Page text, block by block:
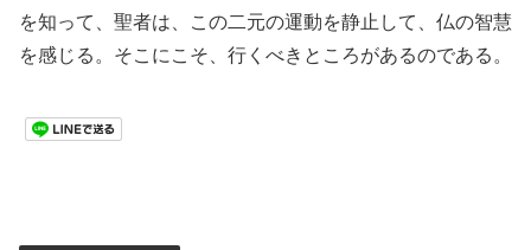
を知って、聖者は、この二元の運動を静止して、仏の智慧
を感じる。そこにこそ、行くべきところがあるのである。